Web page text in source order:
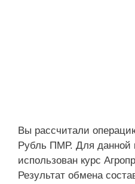
Вы рассчитали
Рубль ПМР. Для данной
использован курс
Результат обмена